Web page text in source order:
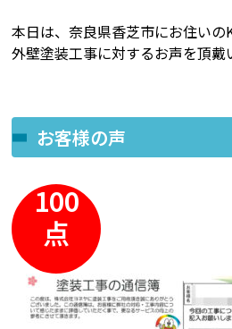
本日は、奈良県香芝市にお住い
外壁塗装工事に対するお声を頂戴
お客様の声
100
点